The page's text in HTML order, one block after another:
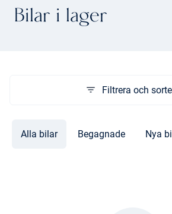
Bilar i lager
Filtrera och
Alla bilar Begagnade Nya